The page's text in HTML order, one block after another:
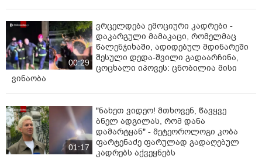
00:29
ვრცელდება ემოციური კადრები -
დაკარგული მამაკაცი, რომელმაც
წალენჯიხაში, ადიდებულ მდინარეში
შესული დედა-შვილი გადაარჩინა,
ცოცხალი იპოვეს: ცნობილია მისი
ვინაობა
01:17
"ნახეთ ვიდეო! მთხოვენ, წავყვე
ბნელ ადგილას, რომ დანა
დამარტყან" - მეტეოროლოგი კობა
ფარტენაძე ფარულად გადაღებულ
კადრებს აქვეყნებს